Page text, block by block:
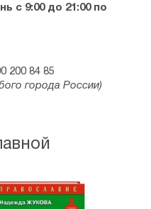
с 9:00 до 21:00 по
200 84 85
города России)